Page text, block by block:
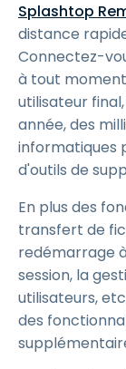
Splashtop
distance
Connectez-
à tout
utilisateur
année, des
informatiques
d'outils de
En plus des
transfert de
redémarrage
session, la
utilisateurs,
des